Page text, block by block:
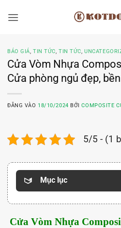
qua
BÁO GIÁ,TIN TỨC,TIN TỨC,
Cửa Vòm Nhựa
Cửa phòng ngủ đẹp, bền
ĐĂNG VÀO 18/10/2024 BỞICOMPOSITE
5/5 - (1
Mục lục
Cửa Vòm Nhựa